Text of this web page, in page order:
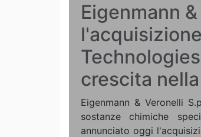
Eigenmann
crescita
Eigenmann & Veronelli
sostanze chimiche
annunciato oggi